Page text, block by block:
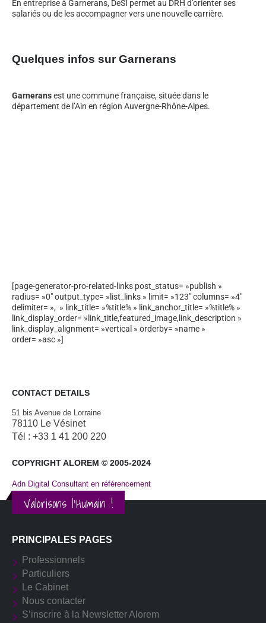
En entreprise à Garnerans, DeSI permet au DRH d’orienter ses
salariés ou de les accompagner vers une nouvelle carrière.
Quelques infos sur Garnerans
Garneransest une commune française, située dans le
département de l’Ain en région Auvergne-Rhône-Alpes.
[page-generator-pro-related-links post_status= »publish »
radius= »0″ output_type= »list_links » limit= »123″ columns= »4″
delimiter= », » link_title= »%title% » link_anchor_title= »%title% »
link_display_order= »link_title,featured_image,link_description »
link_display_alignment= »vertical » orderby= »name »
order= »asc »]
CONTACT DETAILS
51 bis Avenue de Lorraine
78110 Le Vésinet
Tél : +33 1 41 200 220
COPYRIGHT ALOREM © 2005-2024
Adn Digital Consultant en référencement
Valorisons l'Humain !
PRINCIPALES PAGES
Professionnels
Particuliers
Le Cabinet
Nous contacter
S’inscrire à la Newsletter Alorem